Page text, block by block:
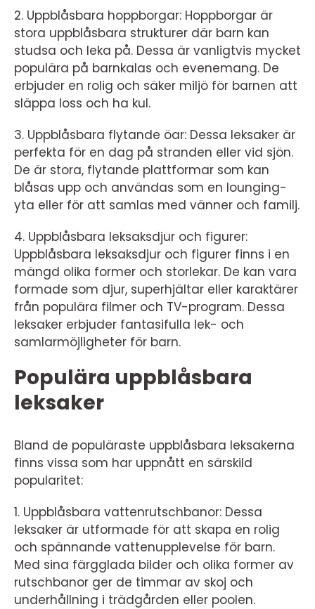
2. Uppblåsbara hoppborgar: Hoppborgar är
stora uppblåsbara strukturer där barn kan
studsa och leka på. Dessa är vanligtvis mycket
populära på barnkalas och evenemang. De
erbjuder en rolig och säker miljö för barnen att
släppa loss och ha kul.
3. Uppblåsbara flytande öar: Dessa leksaker är
perfekta för en dag på stranden eller vid sjön.
De är stora, flytande plattformar som kan
blåsas upp och användas som en lounging-
yta eller för att samlas med vänner och familj.
4. Uppblåsbara leksaksdjur och figurer:
Uppblåsbara leksaksdjur och figurer finns i en
mängd olika former och storlekar. De kan vara
formade som djur, superhjältar eller karaktärer
från populära filmer och TV-program. Dessa
leksaker erbjuder fantasifulla lek- och
samlarmöjligheter för barn.
Populära uppblåsbara
leksaker
Bland de populäraste uppblåsbara leksakerna
finns vissa som har uppnått en särskild
popularitet:
1. Uppblåsbara vattenrutschbanor: Dessa
leksaker är utformade för att skapa en rolig
och spännande vattenupplevelse för barn.
Med sina färgglada bilder och olika former av
rutschbanor ger de timmar av skoj och
underhållning i trädgården eller poolen.